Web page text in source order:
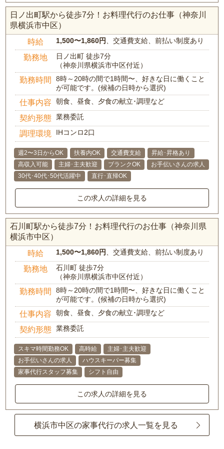
日ノ出町駅から徒歩7分！お料理代行のお仕事（神奈川
県横浜市中区）
時給 1,500〜1,860円 、交通費支給、前払い制度あり
勤務地
日ノ出町 徒歩7分
（神奈川県横浜市中区付近）
勤務時間
8時～20時の間で1時間〜、好きな日に働くこと
が可能です。(候補の日時から選択)
仕事内容 朝食、昼食、夕食の献立･調理など
契約形態 業務委託
調理環境 IHコンロ2口
週2〜3日からOK 扶養内OK 交通費支給
昇給･昇格あり
高収入可能
主婦･主夫歓迎 ブランクOK
お手伝いさんの求人
30代･40代･50代活躍中
直行･直帰OK
この求人の詳細を見る
石川町駅から徒歩7分！お料理代行のお仕事（神奈川県
横浜市中区）
時給 1,500〜1,860円 、交通費支給、前払い制度あり
勤務地
石川町 徒歩7分
（神奈川県横浜市中区付近）
勤務時間
8時～20時の間で1時間〜、好きな日に働くこと
が可能です。(候補の日時から選択)
仕事内容 朝食、昼食、夕食の献立･調理など
契約形態 業務委託
スキマ時間勤務OK 高時給
主婦･主夫歓迎
お手伝いさんの求人
ハウスキーパー募集
家事代行スタッフ募集
シフト自由
この求人の詳細を見る
横浜市中区の家事代行の求人一覧を見る